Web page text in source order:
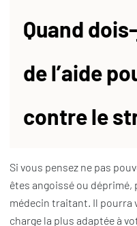
Quand
de l’aide
contre le
Si vous pensez ne pas
êtes angoissé ou déprimé,
médecin traitant. Il pourra
charge la plus adaptée à